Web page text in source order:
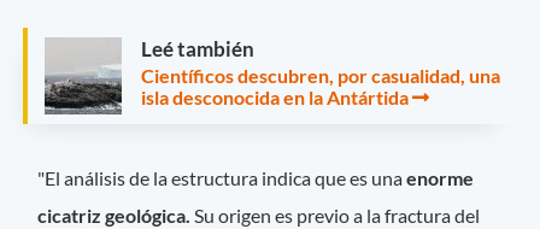
Leé también
Científicos descubren, por casualidad, una
isla desconocida en la Antártida
"El análisis de la estructura indica que es unaenorme
cicatriz geológica. Su origen es previo a la fractura del